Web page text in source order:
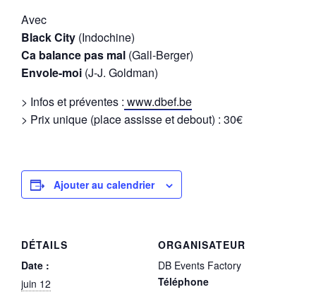
Avec
Black City (Indochine)
Ca balance pas mal (Gall-Berger)
Envole-moi (J-J. Goldman)
> Infos et préventes : www.dbef.be
> Prix unique (place assisse et debout) : 30€
Ajouter au calendrier
DÉTAILS
Date :
juin 12
ORGANISATEUR
DB Events Factory
Téléphone